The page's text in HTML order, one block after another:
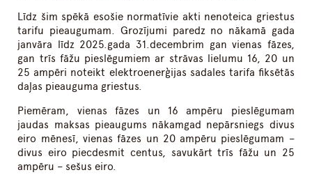
Līdz šim spēkā esošie normatīvie akti nenoteica griestus
tarifu pieaugumam. Grozījumi paredz no nākamā gada
janvāra līdz 2025.gada 31.decembrim gan vienas fāzes,
gan trīs fāžu pieslēgumiem ar strāvas lielumu 16, 20 un
25 ampēri noteikt elektroenerģijas sadales tarifa fiksētās
daļas pieauguma griestus.
Piemēram, vienas fāzes un 16 ampēru pieslēgumam
jaudas maksas pieaugums nākamgad nepārsniegs divus
eiro mēnesī, vienas fāzes un 20 ampēru pieslēgumam –
divus eiro piecdesmit centus, savukārt trīs fāžu un 25
ampēru – sešus eiro.